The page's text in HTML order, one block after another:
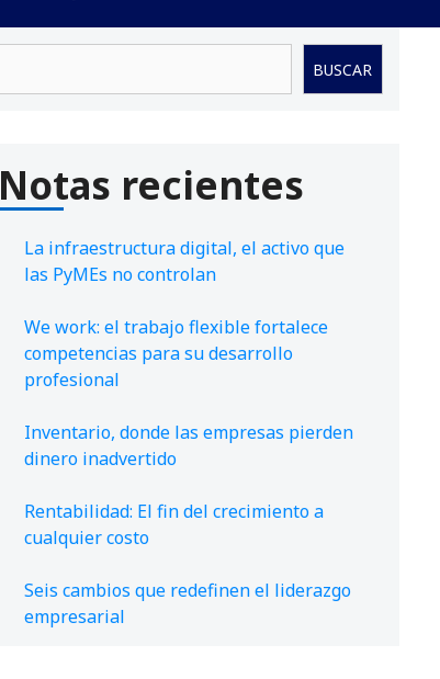
BUSCAR
Notas recientes
La infraestructura digital, el activo que
las PyMEs no controlan
We work: el trabajo flexible fortalece
competencias para su desarrollo
profesional
Inventario, donde las empresas pierden
dinero inadvertido
Rentabilidad: El fin del crecimiento a
cualquier costo
Seis cambios que redefinen el liderazgo
empresarial